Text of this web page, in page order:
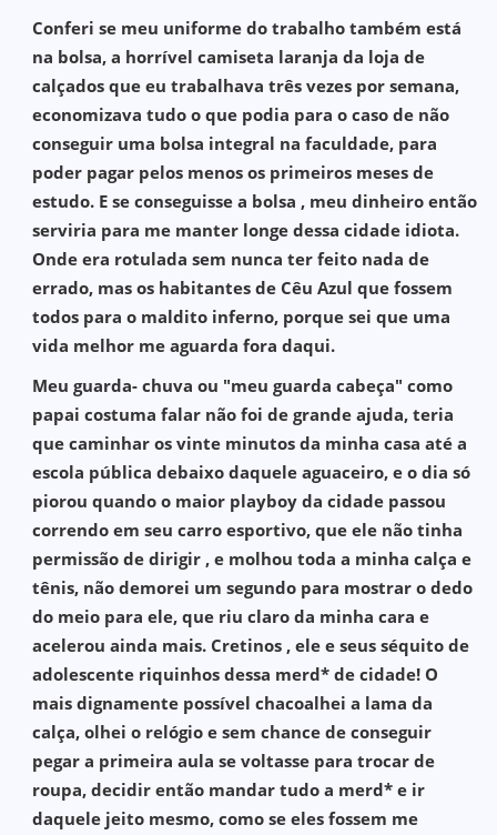
Conferi se meu uniforme do trabalho também está
na bolsa, a horrível camiseta laranja da loja de
calçados que eu trabalhava três vezes por semana,
economizava tudo o que podia para o caso de não
conseguir uma bolsa integral na faculdade, para
poder pagar pelos menos os primeiros meses de
estudo. E se conseguisse a bolsa , meu dinheiro então
serviria para me manter longe dessa cidade idiota.
Onde era rotulada sem nunca ter feito nada de
errado, mas os habitantes de Cêu Azul que fossem
todos para o maldito inferno, porque sei que uma
vida melhor me aguarda fora daqui.
Meu guarda- chuva ou "meu guarda cabeça" como
papai costuma falar não foi de grande ajuda, teria
que caminhar os vinte minutos da minha casa até a
escola pública debaixo daquele aguaceiro, e o dia só
piorou quando o maior playboy da cidade passou
correndo em seu carro esportivo, que ele não tinha
permissão de dirigir , e molhou toda a minha calça e
tênis, não demorei um segundo para mostrar o dedo
do meio para ele, que riu claro da minha cara e
acelerou ainda mais. Cretinos , ele e seus séquito de
adolescente riquinhos dessa merd* de cidade! O
mais dignamente possível chacoalhei a lama da
calça, olhei o relógio e sem chance de conseguir
pegar a primeira aula se voltasse para trocar de
roupa, decidir então mandar tudo a merd* e ir
daquele jeito mesmo, como se eles fossem me